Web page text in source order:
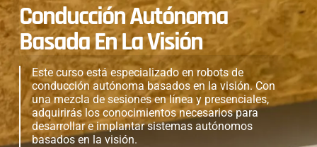
Conducción Autónoma
Basada En La Visión
Este curso está especializado en robots de
conducción autónoma basados en la visión. Con
una mezcla de sesiones en línea y presenciales,
adquirirás los conocimientos necesarios para
desarrollar e implantar sistemas autónomos
basados en la visión.